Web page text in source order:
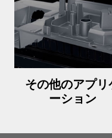
その他のアプリ
ーション